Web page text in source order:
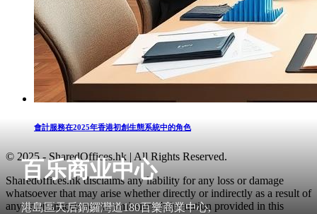
百乐商业中心
港島區天后銅鑼灣道180百樂商業中心,
會計服務在2025年香港初創生態系統中的角色
© 2025 - SharedOffices.hk | All Rights Reserved.
Sharedoffices.hk disclaims any liability for any loss or damage
whatsoever that may arise whether directly or indirectly as a result of
any error, inaccuracy or omission. Information provided in this